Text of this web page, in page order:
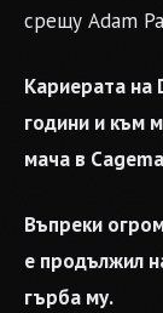
срещу Adam
Кариерата на
години и към
мача в
Въпреки
е продължил
гърба му.